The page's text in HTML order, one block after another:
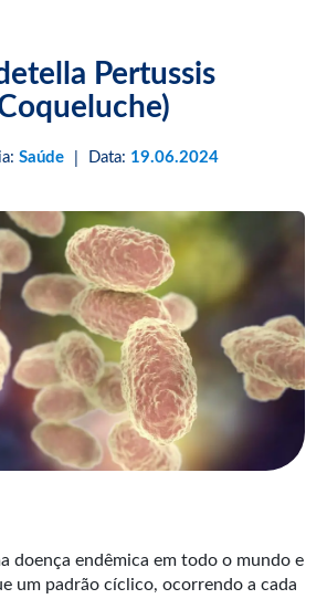
Pertussis
Saúde Data: 19.06.2024
doença endêmica em todo o mundo e
um padrão cíclico, ocorrendo a cada